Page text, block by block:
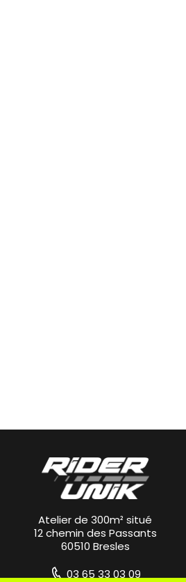
Atelier de 300m² situé
12 chemin des Passants
60510 Bresles
03 65 33 03 09